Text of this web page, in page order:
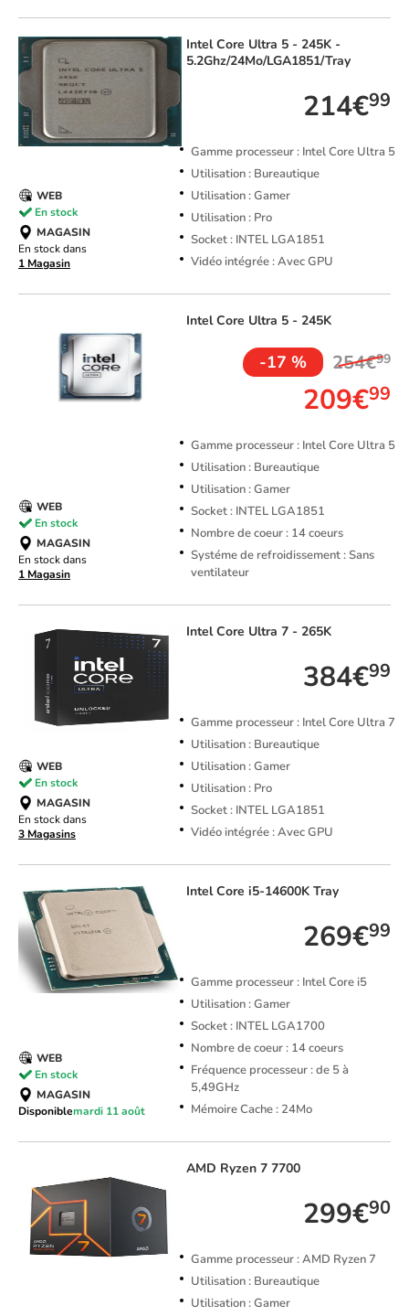
IntelCore Ultra 5 - 245K -
5.2Ghz/24Mo/LGA1851/Tray
214€99
Gamme processeur : Intel Core Ultra 5
Utilisation : Bureautique
Utilisation : Gamer
Utilisation : Pro
Socket : INTEL LGA1851
Vidéo intégrée : Avec GPU
WEB
En stock
MAGASIN
En stock dans
1 Magasin
IntelCore Ultra 5 - 245K
-17 % 254€99
209€99
Gamme processeur : Intel Core Ultra 5
Utilisation : Bureautique
Utilisation : Gamer
Socket : INTEL LGA1851
Nombre de coeur : 14 coeurs
Systéme de refroidissement : Sans
ventilateur
WEB
En stock
MAGASIN
En stock dans
1 Magasin
IntelCore Ultra 7 - 265K
384€99
Gamme processeur : Intel Core Ultra 7
Utilisation : Bureautique
Utilisation : Gamer
Utilisation : Pro
Socket : INTEL LGA1851
Vidéo intégrée : Avec GPU
WEB
En stock
MAGASIN
En stock dans
3 Magasins
IntelCore i5-14600K Tray
269€99
Gamme processeur : Intel Core i5
Utilisation : Gamer
Socket : INTEL LGA1700
Nombre de coeur : 14 coeurs
Fréquence processeur : de 5 à
5,49GHz
Mémoire Cache : 24Mo
WEB
En stock
MAGASIN
Disponiblemardi 11 août
AMD Ryzen 7 7700
299€90
Gamme processeur : AMD Ryzen 7
Utilisation : Bureautique
Utilisation : Gamer